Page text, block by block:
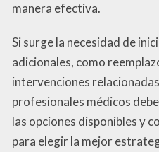
manera efectiva.
Si surge la necesidad de
adicionales, como
intervenciones
profesionales médicos
las opciones disponibles y
para elegir la mejor